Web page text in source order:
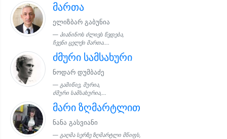
მართა
ელიზბარ გაბუნია
პიანინოს ძლივს წვდება,
ჩვენი ცელქი მართა....
ძმური სამსახური
ნოდარ დუმბაძე
გამიწიე, მურია,
ძმური სამსახურია,...
მარი ზღმარტლით
ნანა გასვიანი
გაღმა სერზე ზღმარტლი მწიფს,